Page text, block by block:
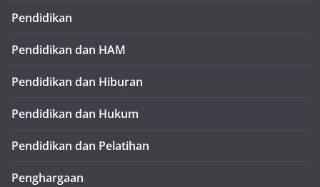
Pendidikan
Pendidikan dan HAM
Pendidikan dan Hiburan
Pendidikan dan Hukum
Pendidikan dan Pelatihan
Penghargaan